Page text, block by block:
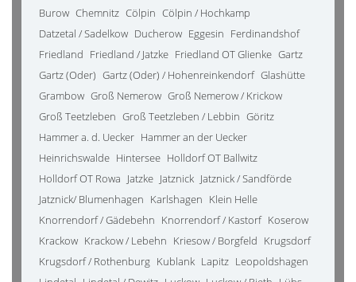
Burow Chemnitz Cölpin Cölpin / Hochkamp
Datzetal / Sadelkow Ducherow Eggesin Ferdinandshof
Friedland Friedland / Jatzke Friedland OT Glienke Gartz
Gartz (Oder) Gartz (Oder) / Hohenreinkendorf Glashütte
Grambow Groß Nemerow Groß Nemerow / Krickow
Groß Teetzleben Groß Teetzleben / Lebbin Göritz
Hammer a. d. Uecker Hammer an der Uecker
Heinrichswalde Hintersee Holldorf OT Ballwitz
Holldorf OT Rowa Jatzke Jatznick Jatznick / Sandförde
Jatznick/ Blumenhagen Karlshagen Klein Helle
Knorrendorf / Gädebehn Knorrendorf / Kastorf Koserow
Krackow Krackow / Lebehn Kriesow / Borgfeld Krugsdorf
Krugsdorf / Rothenburg Kublank Lapitz Leopoldshagen